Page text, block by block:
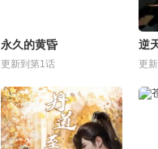
永久的黄昏
更新到第1话
逆
更